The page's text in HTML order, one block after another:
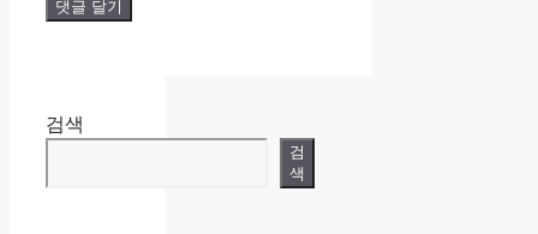
검색
검
색